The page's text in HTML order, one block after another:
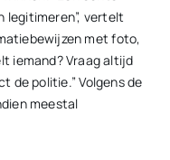
legitimeren”, vertelt
met foto,
iemand? Vraag altijd
de politie.” Volgens de
meestal